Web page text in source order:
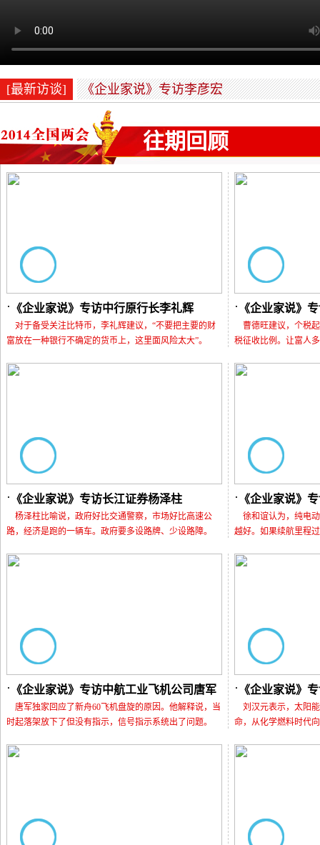
[最新访谈] 《企业家说》专访李彦宏
往期回顾
《企业家说》专访中行原行长李礼辉
对于备受关注比特币，李礼辉建议，“不要把主要的财
富放在一种银行不确定的货币上，这里面风险太大”。
《企业家说》
曹德旺建议，个税
税征收比例。让富人
《企业家说》专访长江证券杨泽柱
杨泽柱比喻说，政府好比交通警察，市场好比高速公
路，经济是跑的一辆车。政府要多设路牌、少设路障。
《企业家说》
徐和谊认为，纯电
越好。如果续航里程
《企业家说》专访中航工业飞机公司唐军
唐军独家回应了新舟60飞机盘旋的原因。他解释说，当
时起落架放下了但没有指示，信号指示系统出了问题。
《企业家说》
刘汉元表示，太阳
命，从化学燃料时代